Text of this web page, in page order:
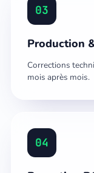
03
Production
Corrections
mois après mois.
04